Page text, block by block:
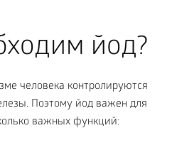
йод?
человека контролируются
Поэтому йод важен для
важных функций: